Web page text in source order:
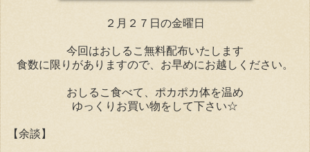
２月２７日の金曜日
今回はおしるこ無料配布いたします
食数に限りがありますので、お早めにお越しください。
おしるこ食べて、ポカポカ体を温め
ゆっくりお買い物をして下さい☆
【余談】